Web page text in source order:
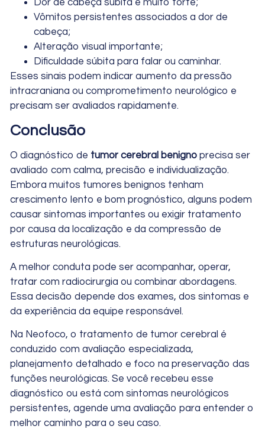
Dor de cabeça súbita e muito forte;
Vômitos persistentes associados a dor de
cabeça;
Alteração visual importante;
Dificuldade súbita para falar ou caminhar.
Esses sinais podem indicar aumento da pressão
intracraniana ou comprometimento neurológico e
precisam ser avaliados rapidamente.
Conclusão
O diagnóstico de tumor cerebral benigno precisa ser
avaliado com calma, precisão e individualização.
Embora muitos tumores benignos tenham
crescimento lento e bom prognóstico, alguns podem
causar sintomas importantes ou exigir tratamento
por causa da localização e da compressão de
estruturas neurológicas.
A melhor conduta pode ser acompanhar, operar,
tratar com radiocirurgia ou combinar abordagens.
Essa decisão depende dos exames, dos sintomas e
da experiência da equipe responsável.
Na Neofoco, o tratamento de tumor cerebral é
conduzido com avaliação especializada,
planejamento detalhado e foco na preservação das
funções neurológicas. Se você recebeu esse
diagnóstico ou está com sintomas neurológicos
persistentes, agende uma avaliação para entender o
melhor caminho para o seu caso.